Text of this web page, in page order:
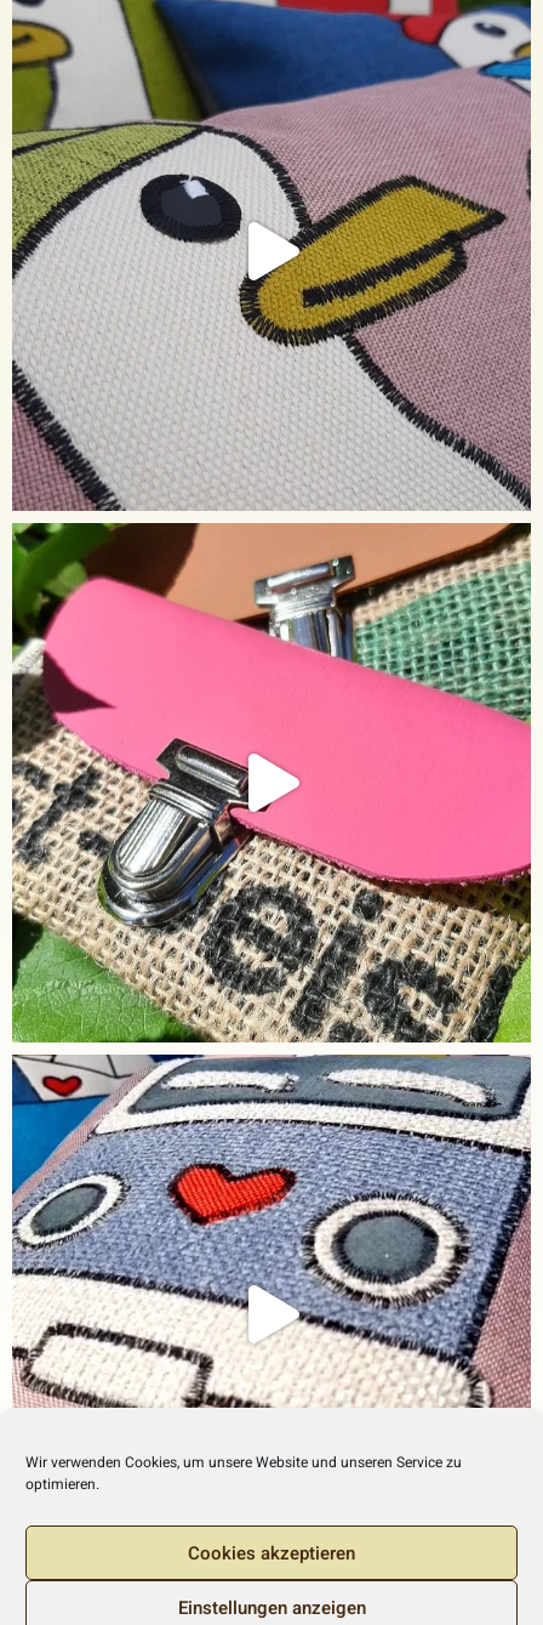
Wir verwenden Cookies, um unsere Website und unseren Service zu
optimieren.
Cookies akzeptieren
Einstellungen anzeigen